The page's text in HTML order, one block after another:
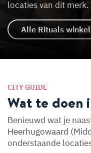
locaties van dit merk.
Alle Rituals
CITY GUIDE
Wat te doen
Benieuwd wat je
Heerhugowaard
onderstaande